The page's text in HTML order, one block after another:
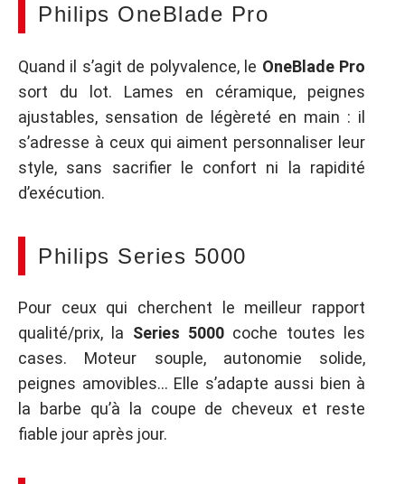
Philips OneBlade Pro
Quand il s’agit de polyvalence, le OneBlade Pro
sort du lot. Lames en céramique, peignes
ajustables, sensation de légèreté en main : il
s’adresse à ceux qui aiment personnaliser leur
style, sans sacrifier le confort ni la rapidité
d’exécution.
Philips Series 5000
Pour ceux qui cherchent le meilleur rapport
qualité/prix, la Series 5000 coche toutes les
cases. Moteur souple, autonomie solide,
peignes amovibles… Elle s’adapte aussi bien à
la barbe qu’à la coupe de cheveux et reste
fiable jour après jour.